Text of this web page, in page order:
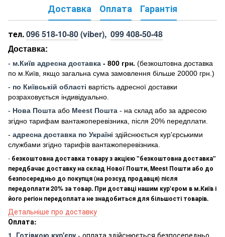
Доставка Оплата Гарантія
тел.096 518-10-80(viber), 099 408-50-48
Доставка:
- м.Київ адресна доставка - 800 грн. (безкоштовна доставка
по м.Київ, якщо загальна сума замовлення більше 20000 грн .)
- по Київській області вартість адресної доставки
розраховується індивідуально.
- Нова Пошта або Meest Пошта - на склад або за адресою
згідно тарифам вантажоперевізника, після 20% передплати.
- адресна доставка по Україні здійснюється кур'єрськими
службами згідно тарифів вантажоперевізника.
- безкоштовна доставка товару з акцією "безкоштовна доставка"
передбачає доставку на склад Нової Пошти, Meest Пошти або до
безпосередньо до покупця (на розсуд продавця) після
передоплати 20% за товар. При доставці нашим кур'єром в м.Київ і
його регіон передоплата не знадобиться для більшості товарів.
Детальніше про доставку
Оплата: